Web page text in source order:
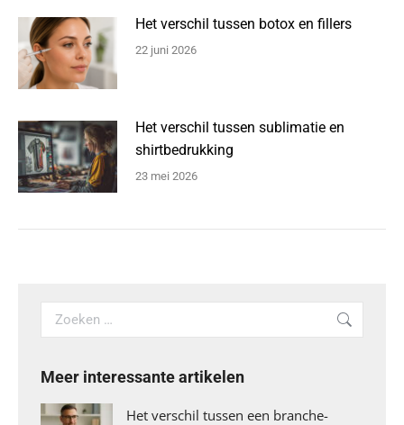
Het verschil tussen botox en fillers
22 juni 2026
Het verschil tussen sublimatie en
shirtbedrukking
23 mei 2026
Search:
Meer interessante artikelen
Het verschil tussen een branche-